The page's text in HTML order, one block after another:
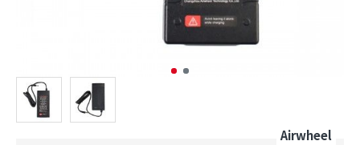
Airwheel